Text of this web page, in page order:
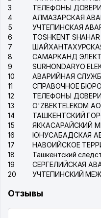
3
4
5
6
7
8
9
10
11
12
13
O'ZBEKTELEKOM АО
14
15
16
17
18
19
20
Отзывы